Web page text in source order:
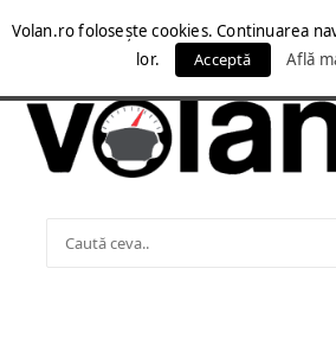
Volan.ro folosește cookies. Continuarea
lor.
Acceptă Află